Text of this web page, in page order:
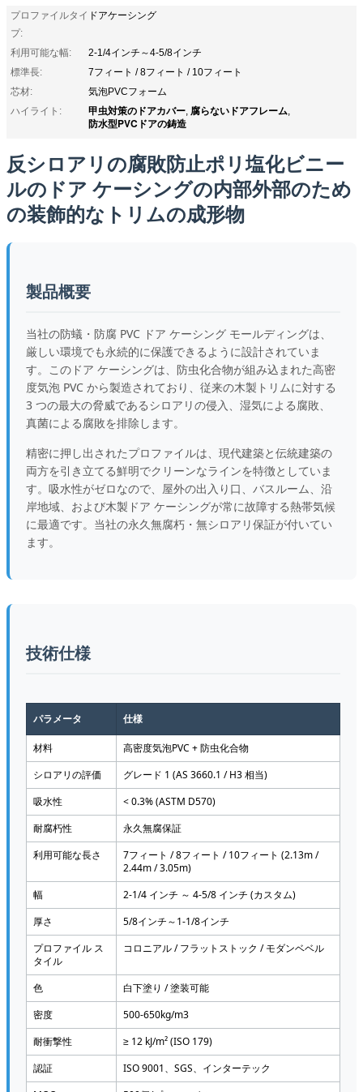
プロファイルタイ
プ:
ドアケーシング
利用可能な幅:
2-1/4インチ～4-5/8インチ
標準長:
7フィート / 8フィート / 10フィート
芯材:
気泡PVCフォーム
ハイライト:
甲虫対策のドアカバー, 腐らないドアフレーム,
防水型PVCドアの鋳造
反シロアリの腐敗防止ポリ塩化ビニー
ルのドア ケーシングの内部外部のため
の装飾的なトリムの成形物
製品概要
当社の防蟻・防腐 PVC ドア ケーシング モールディングは、
厳しい環境でも永続的に保護できるように設計されていま
す。このドア ケーシングは、防虫化合物が組み込まれた高密
度気泡 PVC から製造されており、従来の木製トリムに対する
3 つの最大の脅威であるシロアリの侵入、湿気による腐敗、
真菌による腐敗を排除します。
精密に押し出されたプロファイルは、現代建築と伝統建築の
両方を引き立てる鮮明でクリーンなラインを特徴としていま
す。吸水性がゼロなので、屋外の出入り口、バスルーム、沿
岸地域、および木製ドア ケーシングが常に故障する熱帯気候
に最適です。当社の永久無腐朽・無シロアリ保証が付いてい
ます。
技術仕様
パラメータ 仕様
材料
高密度気泡PVC + 防虫化合物
シロアリの評価
グレード 1 (AS 3660.1 / H3 相当)
吸水性
< 0.3% (ASTM D570)
耐腐朽性
永久無腐保証
利用可能な長さ
7フィート / 8フィート / 10フィート (2.13m /
2.44m / 3.05m)
幅
2-1/4 インチ ～ 4-5/8 インチ (カスタム)
厚さ
5/8インチ～1-1/8インチ
プロファイル ス
タイル
コロニアル / フラットストック / モダンベベル
色
白下塗り / 塗装可能
密度
500-650kg/m3
耐衝撃性
≥ 12 kJ/m² (ISO 179)
認証
ISO 9001、SGS、インターテック